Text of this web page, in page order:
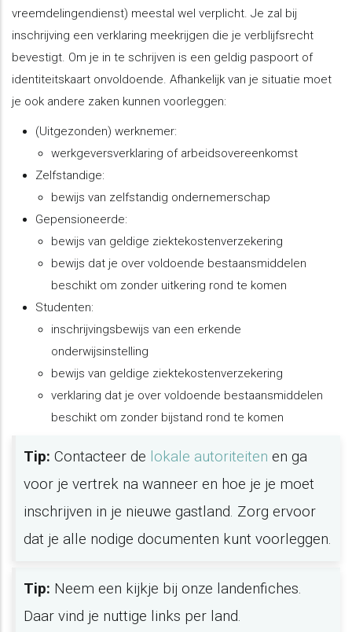
vreemdelingendienst) meestal wel verplicht. Je zal bij
inschrijving een verklaring meekrijgen die je verblijfsrecht
bevestigt. Om je in te schrijven is een geldig paspoort of
identiteitskaart onvoldoende. Afhankelijk van je situatie moet
je ook andere zaken kunnen voorleggen:
(Uitgezonden) werknemer:
werkgeversverklaring of arbeidsovereenkomst
Zelfstandige:
bewijs van zelfstandig ondernemerschap
Gepensioneerde:
bewijs van geldige ziektekostenverzekering
bewijs dat je over voldoende bestaansmiddelen
beschikt om zonder uitkering rond te komen
Studenten:
inschrijvingsbewijs van een erkende
onderwijsinstelling
bewijs van geldige ziektekostenverzekering
verklaring dat je over voldoende bestaansmiddelen
beschikt om zonder bijstand rond te komen
Tip: Contacteer de lokale autoriteiten en ga
voor je vertrek na wanneer en hoe je je moet
inschrijven in je nieuwe gastland. Zorg ervoor
dat je alle nodige documenten kunt voorleggen.
Tip: Neem een kijkje bij onze landenfiches.
Daar vind je nuttige links per land.